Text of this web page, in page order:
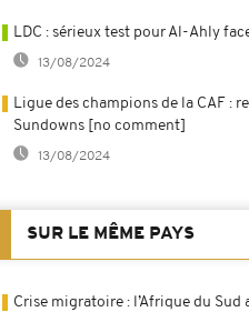
LDC : sérieux test pour Al-Ahly
13/08/2024
Ligue des champions de la CAF :
Sundowns [no comment]
13/08/2024
SUR LE MÊME PAYS
Crise migratoire : l’Afrique du